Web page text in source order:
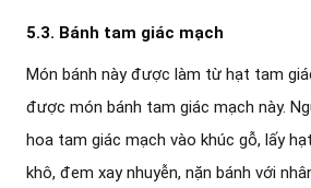
5.3. Bánh tam giác mạch
Món bánh này được làm từ hạt tam
được món bánh tam giác mạch này.
hoa tam giác mạch vào khúc gỗ, lấy
khô, đem xay nhuyễn, nặn bánh với